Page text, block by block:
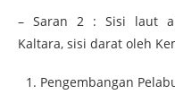
– Saran 2 : Sisi laut
Kaltara, sisi darat oleh
Pengembangan